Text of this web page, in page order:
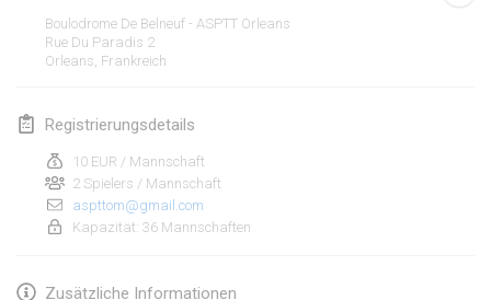
Boulodrome De Belneuf - ASPTT Orleans
Rue Du Paradis 2
Orleans Frankreich
Registrierungsdetails
10 EUR / Mannschaft
2 Spielers / Mannschaft
aspttom@gmail.com
Kapazität: 36 Mannschaften
Zusätzliche Informationen
Februar 2022
4. Feb. 2022 |Tschechische Republik
TangoMölkky
5. Feb. 2022|Finnland
12. Feb. 2022|Finnland